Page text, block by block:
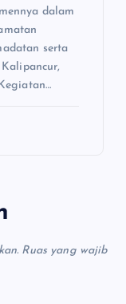
dalam
serta
Ruas yang wajib